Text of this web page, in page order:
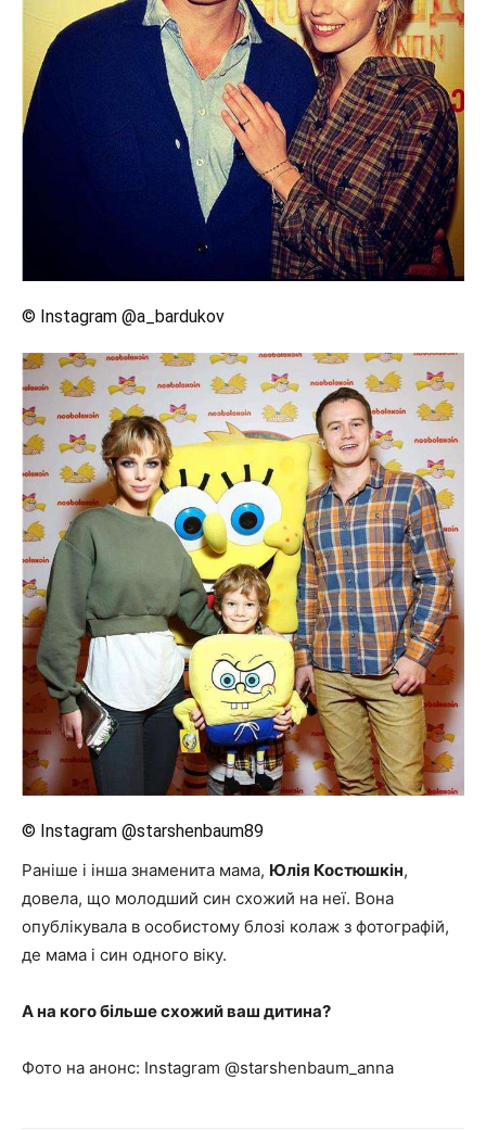
© Instagram @a_bardukov
© Instagram @starshenbaum89
Раніше і інша знаменита мама, Юлія Костюшкін,
довела, що молодший син схожий на неї. Вона
опублікувала в особистому блозі колаж з фотографій,
де мама і син одного віку.
А на кого більше схожий ваш дитина?
Фото на анонс: Instagram @starshenbaum_anna